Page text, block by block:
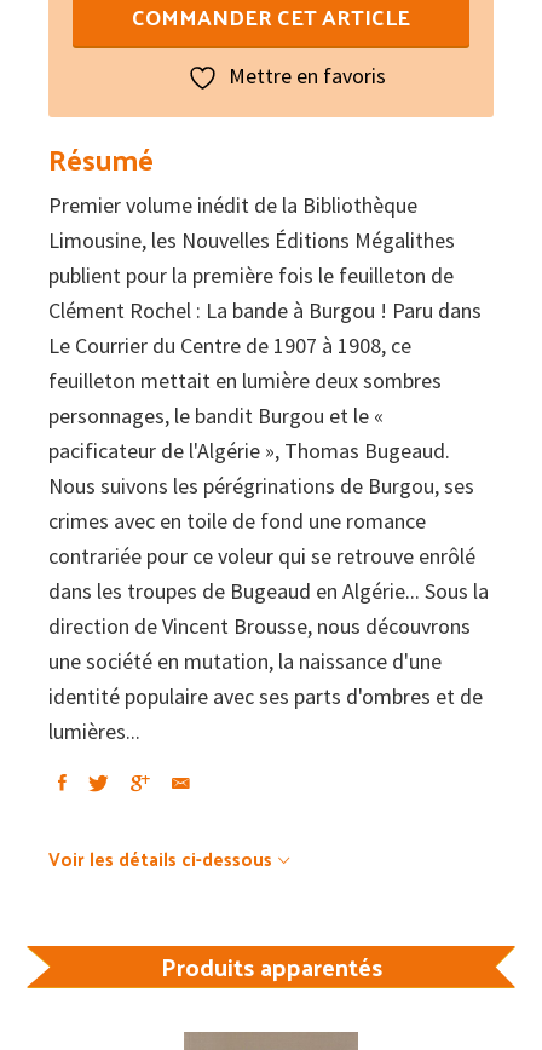
Bugeaud
COMMANDER CET ARTICLE
Mettre en favoris
Résumé
Premier volume inédit de la Bibliothèque
Limousine, les Nouvelles Éditions Mégalithes
publient pour la première fois le feuilleton de
Clément Rochel : La bande à Burgou ! Paru dans
Le Courrier du Centre de 1907 à 1908, ce
feuilleton mettait en lumière deux sombres
personnages, le bandit Burgou et le «
pacificateur de l'Algérie », Thomas Bugeaud.
Nous suivons les pérégrinations de Burgou, ses
crimes avec en toile de fond une romance
contrariée pour ce voleur qui se retrouve enrôlé
dans les troupes de Bugeaud en Algérie... Sous la
direction de Vincent Brousse, nous découvrons
une société en mutation, la naissance d'une
identité populaire avec ses parts d'ombres et de
lumières...
Voir les détails ci-dessous
Produits apparentés